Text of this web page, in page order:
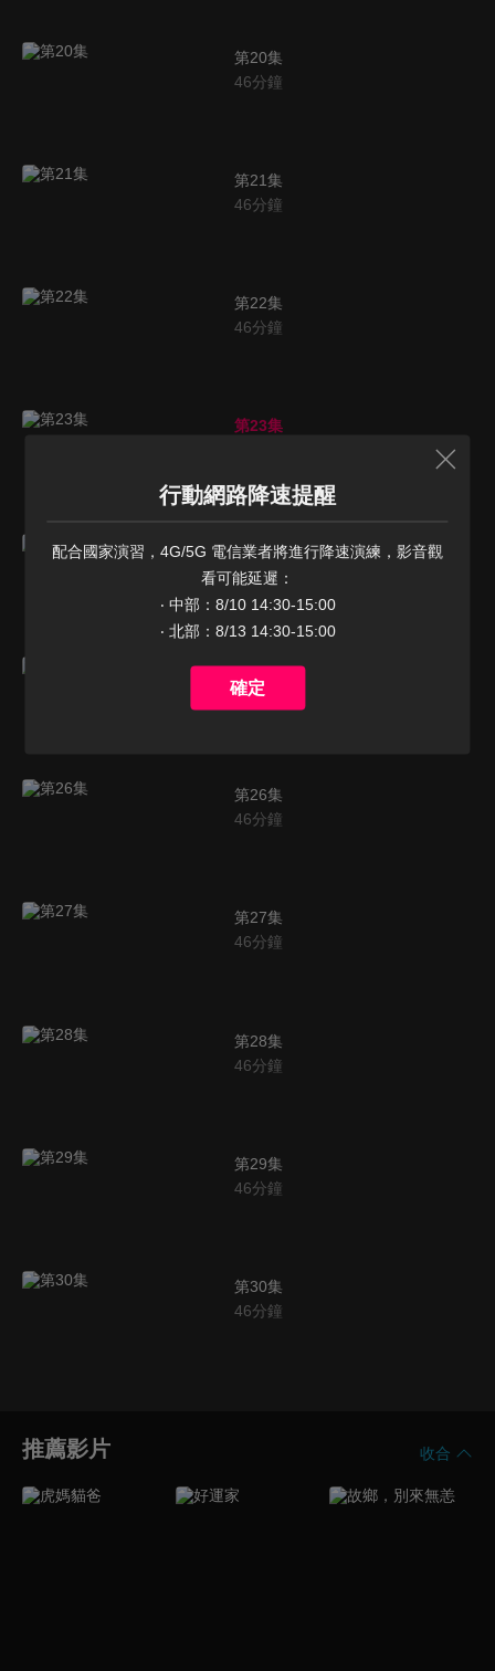
第20集
46分鐘
第21集
46分鐘
第22集
46分鐘
第23集
第24集
46分鐘
第25集
46分鐘
第26集
46分鐘
第27集
46分鐘
第28集
46分鐘
第29集
46分鐘
第30集
46分鐘
推薦影片 收合
行動網路降速提醒
配合國家演習，4G/5G 電信業者將進行降速演練，影音觀
看可能延遲：
‧ 中部：8/10 14:30-15:00
‧ 北部：8/13 14:30-15:00
確定